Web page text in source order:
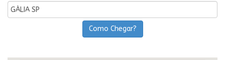
Como Chegar?